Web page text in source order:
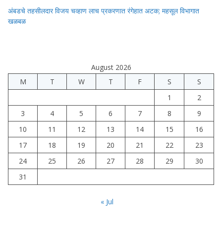
अंबडचे तहसीलदार विजय चव्हाण लाच प्रकरणात रंगेहात अटक; महसूल विभागात
खळबळ
August 2026
M
T W T F S
S
1
2
3
4 5 6 7 8
9
10
11 12 13 14 15
16
17
18 19 20 21 22
23
24
25 26 27 28 29
30
31
« Jul